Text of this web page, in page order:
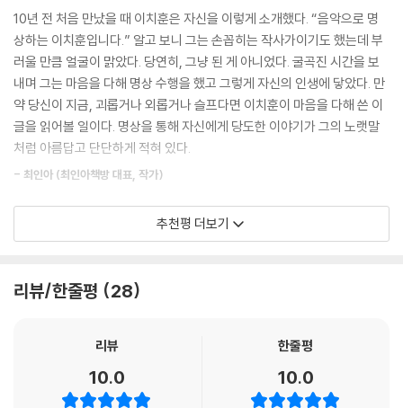
고개 숙여 귀 기울여보세요. 지금 이 몸과 마음의 상태는 어떠한가요?
--- pp.102-103 「잠시, 멈춰 설게요」 중에서
미움을 분해하는 주된 힘은 타인에 대한 의도가 아니라 충분히 채워진 자
기 사랑과 연민에서 비롯됩니다. 내 안에 자신에 대한 사랑과 연민이 가득
해졌을 때, 그 마음이 자연스럽게 흘러넘쳐 타인을 향해 가는 것입니다. 결
국 미움을 녹이는 것은 기술이 아니라 사랑의 회복입니다. 우리 모두의 내
면에 본래 내재된 마음, 오직 사랑하는 마음만이 미움을 녹입니다.
그냥 지금 이대로를 허락해보세요. 있는 그대로의 나를 허용하세요. 지금
--- p.131 「애씀 없는 노력」 중에서
도 나라는 사실을 깨닫는 순간 질문은 바뀝니다. ‘정말, 나라는 이것은 무엇
인가.’ 몸을 멈추고, 눈을 감고, 진지하게 그 물음을 붙듭니다.
--- p.144 「어떤 것도 내가 아니야」 중에서
십수 년간 대표작 하나 없다는 불안 속에서, 가사 한 줄 제대로 쓰지 못한다
는 자책과 작품에 누를 끼칠지 모른다는 압박이 겹겹이 쌓여 그를 짓눌렀
다. 더는 버틸 힘이 없어 포기하듯 모든 것을 내려놓은 그 순간, 비로소 일
기처럼 쏟아져 나온 문장들.
“고단한 하루 끝에 떨구는 눈물, 난 어디를 향해 가는 걸까. 아플 만큼 아팠
다 생각했는데 아직도 한참 남은 건가 봐.”
벼랑 끝이라 믿었던 그 자리에서 탄생한 이 노랫말은 아이러니하게도 그의
20년 작업물 중 가장 오래, 가장 깊이 사랑받는 곡이 되었다. 그 경험을 통
해 저자는 깨닫는다. 나를 증명하려 애쓸 때는 도무지 열리지 않던 문이, 오
도 괜찮다고 말해주었다. 음악으로 나를 입증하지 않아도, 그저 음악을 온
전히 누려도 된다고. 지금 이대로도 충분하며, 있는 그대로도 이미 온전하
다고 말이다. 『명상하는 마음』은 그가 지난 시간 명상을 통해 마주한 고요
10년 전 처음 만났을 때 이치훈은 자신을 이렇게 소개했다. “음악으로 명
상하는 이치훈입니다.” 알고 보니 그는 손꼽히는 작사가이기도 했는데 부
러울 만큼 얼굴이 맑았다. 당연히, 그냥 된 게 아니었다. 굴곡진 시간을 보
내며 그는 마음을 다해 명상 수행을 했고 그렇게 자신의 인생에 닿았다. 만
약 당신이 지금, 괴롭거나 외롭거나 슬프다면 이치훈이 마음을 다해 쓴 이
글을 읽어볼 일이다. 명상을 통해 자신에게 당도한 이야기가 그의 노랫말
처럼 아름답고 단단하게 적혀 있다.
- 최인아 (최인아책방 대표, 작가)
글은 작가를 닮는다지요. 형형하고 온화한 눈빛의 그가 건네는 명료하고도
사랑으로 가득한 언어들을 단숨에 읽어 내려갔습니다. 명상이 유행하고 심
화하는 법을 그는 명징하고도 오롯하게 설명합니다. 그저 자기계발이나 스
무너진 당신에게, 삶의 혜안을 갖기 원하는 당신에게 기꺼이 이 책을 권하
- 곽정은 (한양대학교 상담심리대학원 겸임교수, 작가)
추천평 더보기
리뷰/한줄평 28
리뷰
10.0
한줄평
10.0